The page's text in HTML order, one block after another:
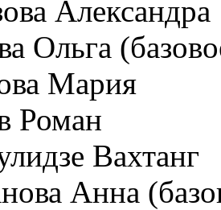
Александра
Ольга
Мария
Роман
Вахтанг
Анна